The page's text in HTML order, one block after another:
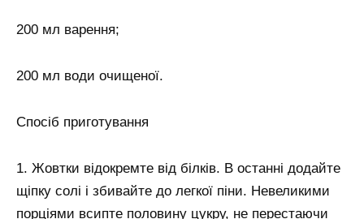
200 мл варення;
200 мл води очищеної.
Спосіб приготування
1. Жовтки відокремте від білків. В останні додайте
щіпку солі і збивайте до легкої піни. Невеликими
порціями всипте половину цукру, не перестаючи